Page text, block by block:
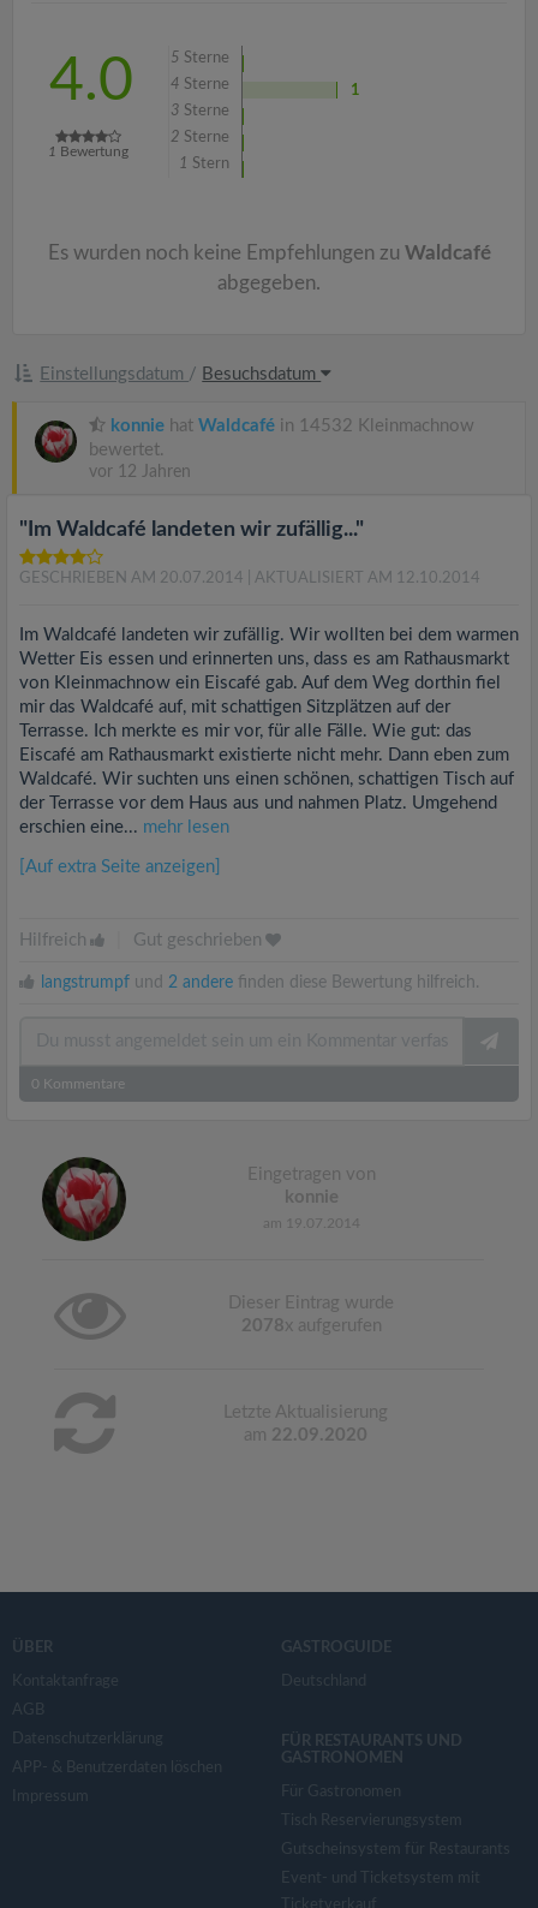
4.0
1 Bewertung
5 Sterne
4 Sterne
1
3 Sterne
2 Sterne
1 Stern
Es wurden noch keine Empfehlungen zu Waldcafé
abgegeben.
Einstellungsdatum / Besuchsdatum
konnie hat Waldcafé in 14532 Kleinmachnow
bewertet.
vor 12 Jahren
"Im Waldcafé landeten wir zufällig..."
GESCHRIEBEN AM 20.07.2014 | AKTUALISIERT AM 12.10.2014
Im Waldcafé landeten wir zufällig. Wir wollten bei dem warmen
Wetter Eis essen und erinnerten uns, dass es am Rathausmarkt
von Kleinmachnow ein Eiscafé gab. Auf dem Weg dorthin fiel
mir das Waldcafé auf, mit schattigen Sitzplätzen auf der
Terrasse. Ich merkte es mir vor, für alle Fälle. Wie gut: das
Eiscafé am Rathausmarkt existierte nicht mehr. Dann eben zum
Waldcafé. Wir suchten uns einen schönen, schattigen Tisch auf
der Terrasse vor dem Haus aus und nahmen Platz. Umgehend
erschien eine... mehr lesen
[Auf extra Seite anzeigen]
Hilfreich Gut geschrieben
langstrumpf und 2 andere finden diese Bewertung hilfreich.
0 Kommentare
Eingetragen von
konnie
am 19.07.2014
Dieser Eintrag wurde
2078x aufgerufen
Letzte Aktualisierung
am 22.09.2020
ÜBER
Kontaktanfrage
AGB
Datenschutzerklärung
APP- & Benutzerdaten löschen
Impressum
GASTROGUIDE
Deutschland
FÜR RESTAURANTS UND
GASTRONOMEN
Für Gastronomen
Tisch Reservierungsystem
Gutscheinsystem für Restaurants
Event- und Ticketsystem mit